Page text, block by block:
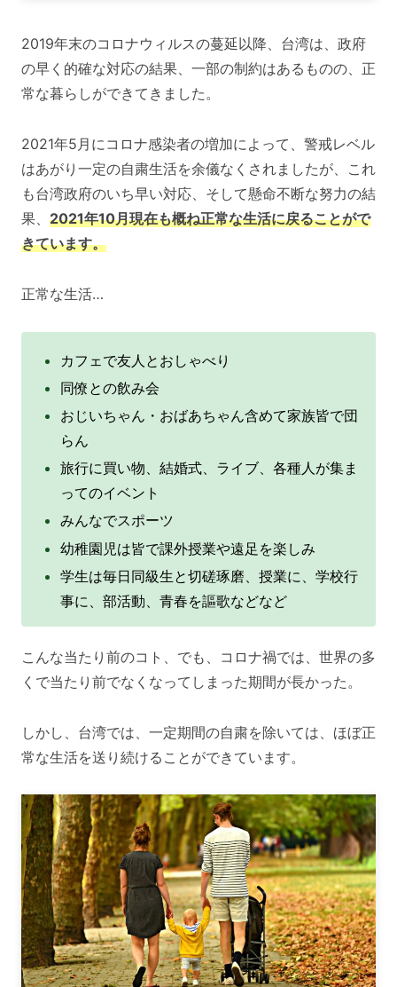
2019年末のコロナウィルスの蔓延以降、台湾は、政府
の早く的確な対応の結果、一部の制約はあるものの、正
常な暮らしができてきました。
2021年5月にコロナ感染者の増加によって、警戒レベル
はあがり一定の自粛生活を余儀なくされましたが、これ
も台湾政府のいち早い対応、そして懸命不断な努力の結
果、 2021年10月現在も概ね正常な生活に戻ることがで
きています。
正常な生活…
カフェで友人とおしゃべり
同僚との飲み会
おじいちゃん・おばあちゃん含めて家族皆で団
らん
旅行に買い物、結婚式、ライブ、各種人が集ま
ってのイベント
みんなでスポーツ
幼稚園児は皆で課外授業や遠足を楽しみ
学生は毎日同級生と切磋琢磨、授業に、学校行
事に、部活動、青春を謳歌などなど
こんな当たり前のコト、でも、コロナ禍では、世界の多
くで当たり前でなくなってしまった期間が長かった。
しかし、台湾では、一定期間の自粛を除いては、ほぼ正
常な生活を送り続けることができています。